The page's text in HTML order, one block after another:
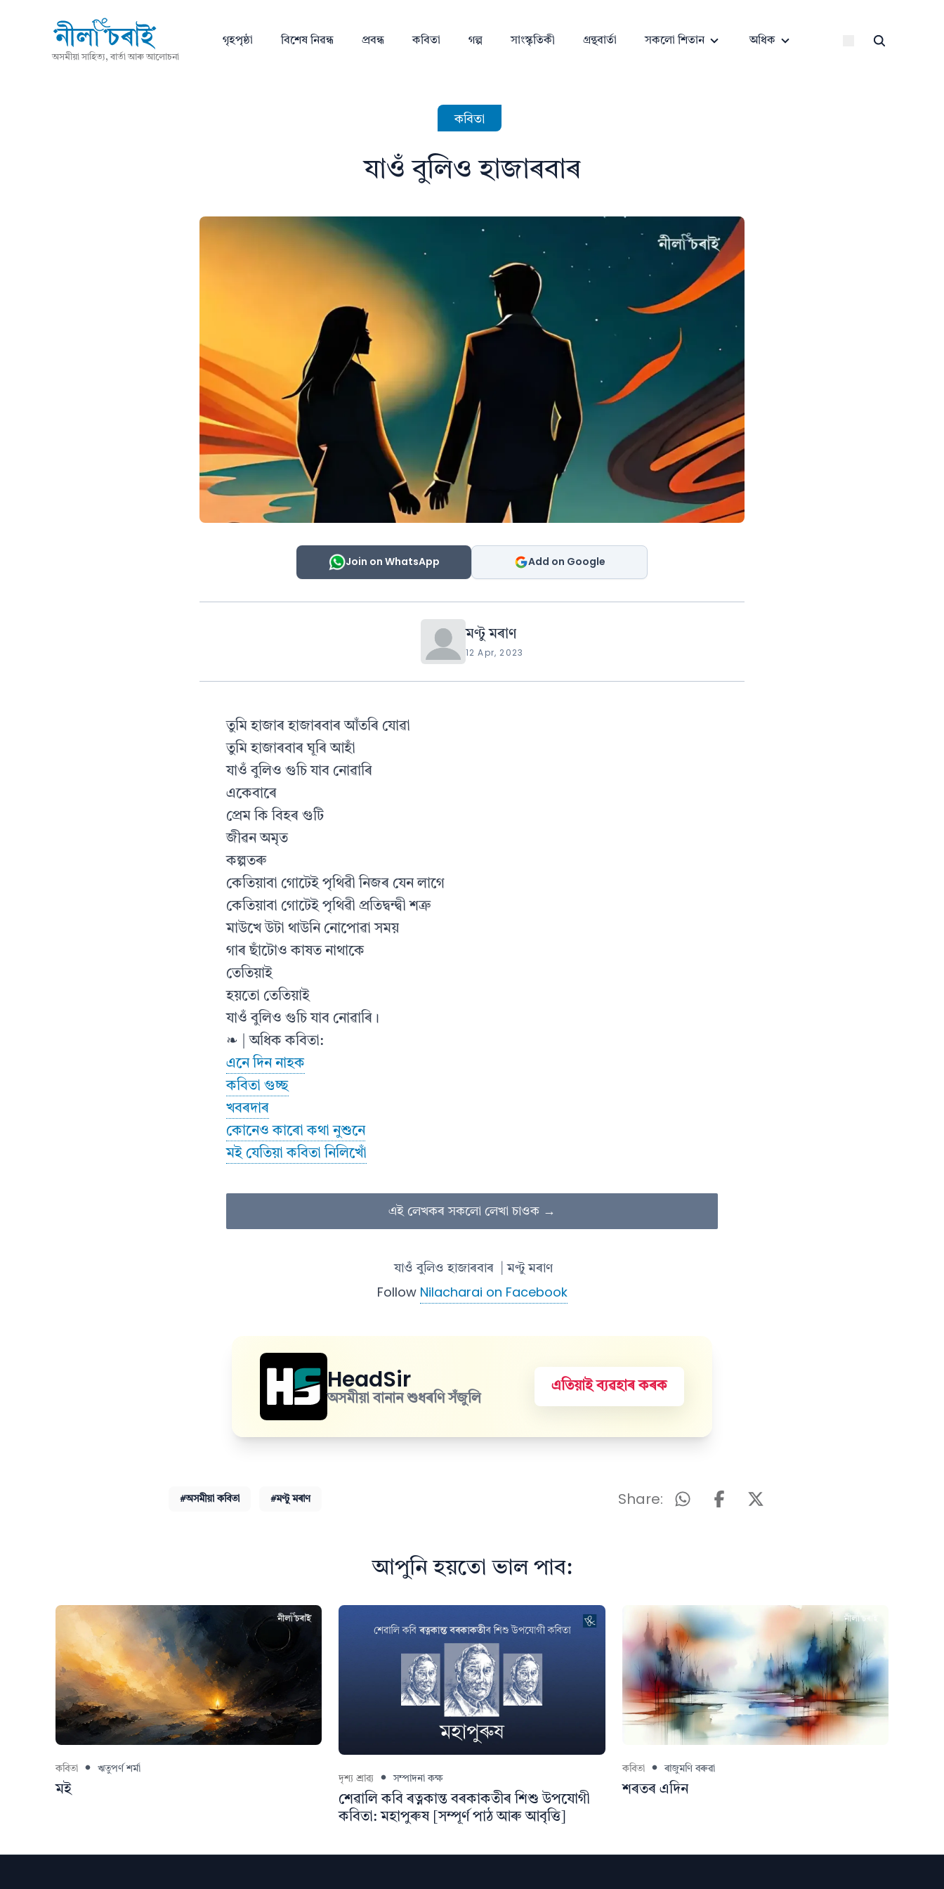
অসমীয়া সাহিত্য, বাৰ্তা আৰু আলোচনা
গৃহপৃষ্ঠা বিশেষ নিৱন্ধ প্ৰবন্ধ কবিতা গল্প সাংস্কৃতিকী গ্ৰন্থবাৰ্তা সকলো শিতান অধিক
কবিতা
যাওঁ বুলিও হাজাৰবাৰ
Join on WhatsApp Add on Google
মণ্টু মৰাণ
12 Apr, 2023
তুমি হাজাৰ হাজাৰবাৰ আঁতৰি যোৱা
তুমি হাজাৰবাৰ ঘূৰি আহাঁ
যাওঁ বুলিও গুচি যাব নোৱাৰি
একেবাৰে
প্ৰেম কি বিহৰ গুটি
জীৱন অমৃত
কল্পতৰু
কেতিয়াবা গোটেই পৃথিৱী নিজৰ যেন লাগে
কেতিয়াবা গোটেই পৃথিৱী প্ৰতিদ্বন্দ্বী শত্ৰু
মাউখে উটা থাউনি নোপোৱা সময়
গাৰ ছাঁটোও কাষত নাথাকে
তেতিয়াই
হয়তো তেতিয়াই
যাওঁ বুলিও গুচি যাব নোৱাৰি।
❧ | অধিক কবিতা:
এনে দিন নাহক
কবিতা গুচ্ছ
খবৰদাৰ
কোনেও কাৰো কথা নুশুনে
মই যেতিয়া কবিতা নিলিখোঁ
এই লেখকৰ সকলো লেখা চাওক →
যাওঁ বুলিও হাজাৰবাৰ | মণ্টু মৰাণ
Follow Nilacharai on Facebook
HeadSir
অসমীয়া বানান শুধৰণি সঁজুলি
এতিয়াই ব্যৱহাৰ কৰক
#অসমীয়া কবিতা #মণ্টু মৰাণ Share:
আপুনি হয়তো ভাল পাব:
কবিতা ঋতুপৰ্ণ শৰ্মা
মই
দৃশ্য শ্ৰাৱ্য সম্পাদনা কক্ষ
শেৱালি কবি ৰত্নকান্ত বৰকাকতীৰ শিশু উপযোগী
কবিতা: মহাপুৰুষ [সম্পূৰ্ণ পাঠ আৰু আবৃত্তি]
কবিতা ৰাজুমণি বৰুৱা
শৰতৰ এদিন